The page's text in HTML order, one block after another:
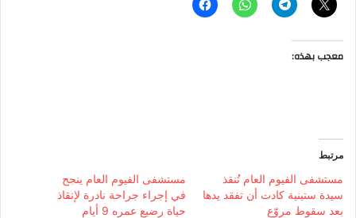
معجب بهذه:
مرتبط
مستشفى الفيوم العام تُنقذ
سيدة ستينية كادت أن تفقد يدها
بعد سقوط مروّع
مستشفى الفيوم العام ينجح
في إجراء جراحة نادرة لإنقاذ
حياة رضيع عمره 9 أيام